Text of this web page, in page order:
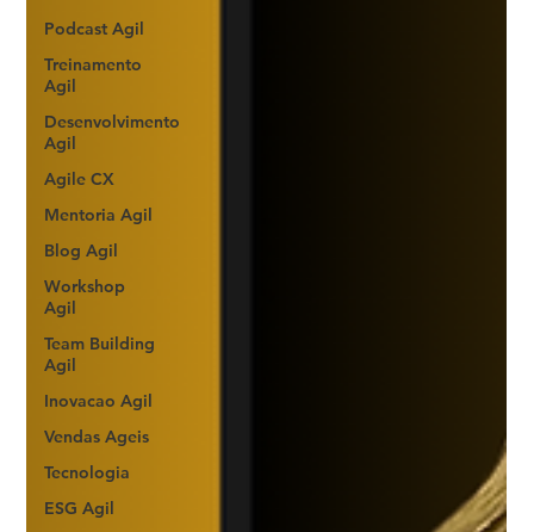
Podcast Agil
Treinamento
Agil
Desenvolvimento
Agil
Agile CX
Mentoria Agil
Blog Agil
Workshop
Agil
Team Building
Agil
Inovacao Agil
Vendas Ageis
Tecnologia
ESG Agil